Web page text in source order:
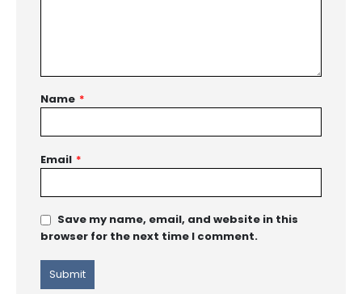
Name *
Email *
Save my name, email, and website in this
browser for the next time I comment.